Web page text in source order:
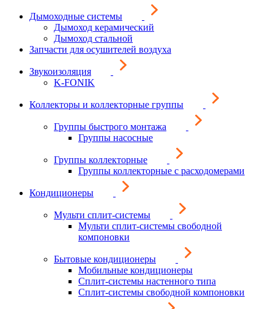
Дымоходные системы
Дымоход керамический
Дымоход стальной
Запчасти для осушителей воздуха
Звукоизоляция
K-FONIK
Коллекторы и коллекторные группы
Группы быстрого монтажа
Группы насосные
Группы коллекторные
Группы коллекторные с расходомерами
Кондиционеры
Мульти сплит-системы
Мульти сплит-системы свободной
компоновки
Бытовые кондиционеры
Мобильные кондиционеры
Сплит-системы настенного типа
Сплит-системы свободной компоновки